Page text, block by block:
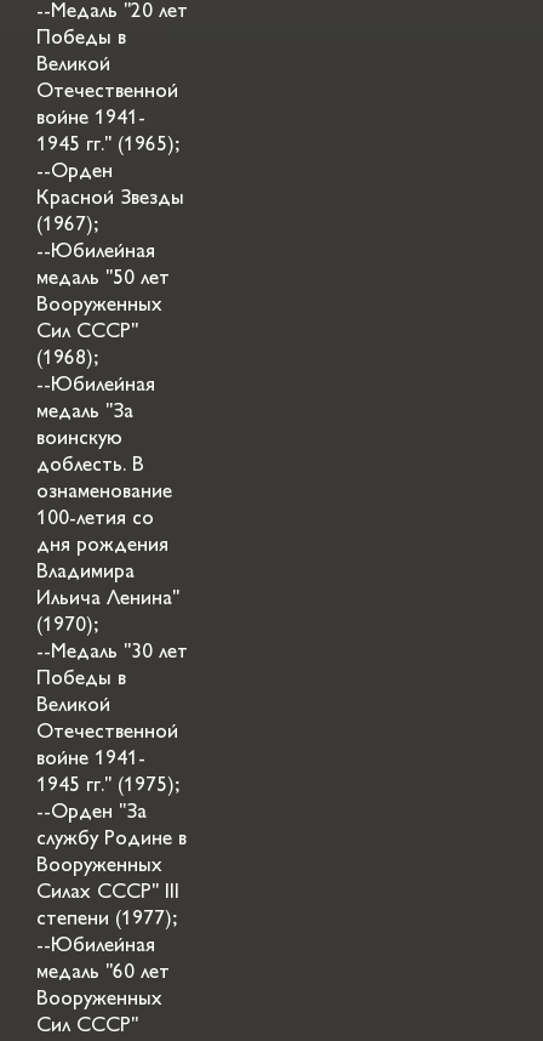
--Медаль "20 лет
Победы в
Великой
Отечественной
войне 1941-
1945 гг." (1965);
--Орден
Красной Звезды
(1967);
--Юбилейная
медаль "50 лет
Вооруженных
Сил СССР"
(1968);
--Юбилейная
медаль "За
воинскую
доблесть. В
ознаменование
100-летия со
дня рождения
Владимира
Ильича Ленина"
(1970);
--Медаль "30 лет
Победы в
Великой
Отечественной
войне 1941-
1945 гг." (1975);
--Орден "За
службу Родине в
Вооруженных
Силах СССР" III
степени (1977);
--Юбилейная
медаль "60 лет
Вооруженных
Сил СССР"